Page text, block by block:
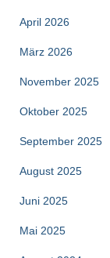
April 2026
März 2026
November 2025
Oktober 2025
September 2025
August 2025
Juni 2025
Mai 2025